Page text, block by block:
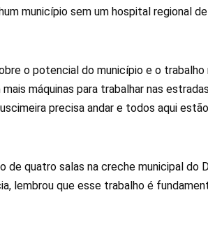
município sem um hospital regional
o potencial do município e o trabalho
máquinas para trabalhar nas
precisa andar e todos aqui
de quatro salas na creche municipal do
lembrou que esse trabalho é